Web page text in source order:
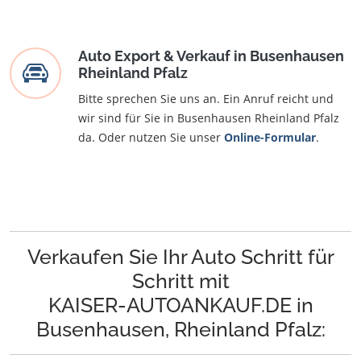
Auto Export & Verkauf in Busenhausen
Rheinland Pfalz
Bitte sprechen Sie uns an. Ein Anruf reicht und
wir sind für Sie in Busenhausen Rheinland Pfalz
da. Oder nutzen Sie unser Online-Formular.
Verkaufen Sie Ihr Auto Schritt für
Schritt mit
KAISER-AUTOANKAUF.DE in
Busenhausen, Rheinland Pfalz: